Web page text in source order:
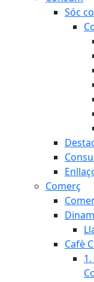
Sóc
Comerç
Cafè